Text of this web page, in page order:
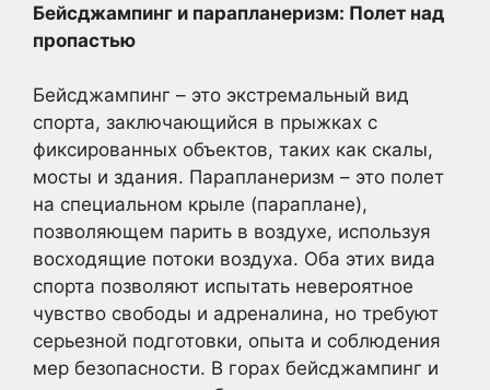
Бейсджампинг и парапланеризм: Полет над
пропастью
Бейсджампинг – это экстремальный вид
спорта, заключающийся в прыжках с
фиксированных объектов, таких как скалы,
мосты и здания. Парапланеризм – это полет
на специальном крыле (параплане),
позволяющем парить в воздухе, используя
восходящие потоки воздуха. Оба этих вида
спорта позволяют испытать невероятное
чувство свободы и адреналина, но требуют
серьезной подготовки, опыта и соблюдения
мер безопасности. В горах бейсджампинг и